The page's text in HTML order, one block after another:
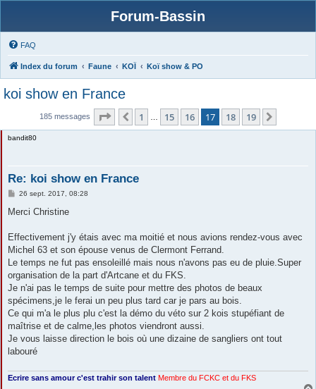
Forum-Bassin
FAQ
Index du forum Faune KOÏ Koï show & PO
koi show en France
185 messages Page 17 sur 19
Précédente
1 15 16 17 18 19
bandit80
Re: koi show en France
M
s
g
26 sept. 2017, 08:28
Merci Christine
Effectivement j'y étais avec ma moitié et nous avions rendez-vous avec
Michel 63 et son épouse venus de Clermont Ferrand.
Le temps ne fut pas ensoleillé mais nous n'avons pas eu de pluie.Super
organisation de la part d'Artcane et du FKS.
Je n'ai pas le temps de suite pour mettre des photos de beaux
spécimens,je le ferai un peu plus tard car je pars au bois.
Ce qui m'a le plus plu c'est la démo du véto sur 2 kois stupéfiant de
maîtrise et de calme,les photos viendront aussi.
Je vous laisse direction le bois où une dizaine de sangliers ont tout
labouré
Ecrire sans amour c'est trahir son talent Membre du FCKC et du FKS